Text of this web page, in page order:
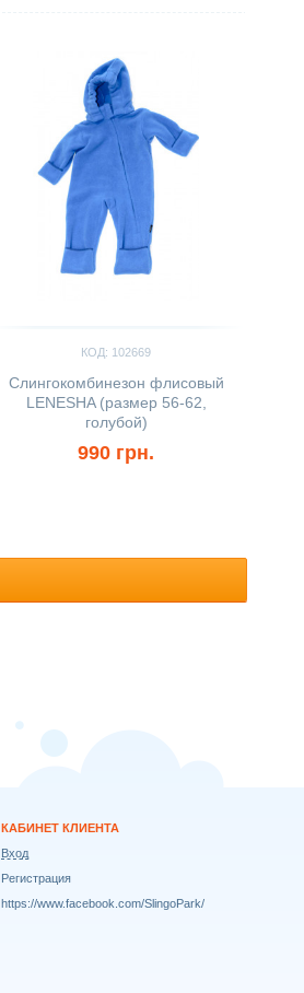
КОД: 102669
Слингокомбинезон флисовый
LENESHA (размер 56-62,
голубой)
990 грн.
КАБИНЕТ КЛИЕНТА
Вход
Регистрация
https://www.facebook.com/SlingoPark/